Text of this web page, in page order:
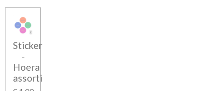
Sticker
-
Hoera
assorti